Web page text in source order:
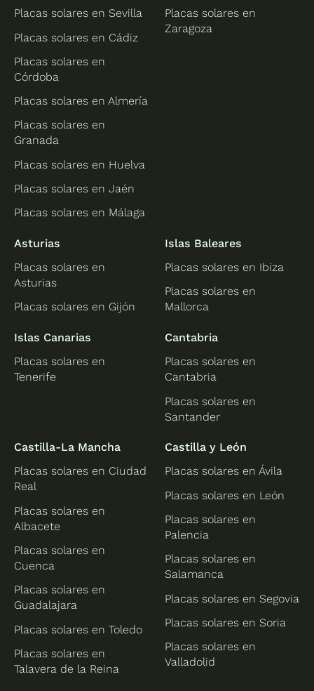
Placas solares en Sevilla
Placas solares en Cádiz
Placas solares en
Córdoba
Placas solares en Almería
Placas solares en
Granada
Placas solares en Huelva
Placas solares en Jaén
Placas solares en Málaga
Placas solares en
Zaragoza
Asturias
Placas solares en
Asturias
Placas solares en Gijón
Islas Baleares
Placas solares en Ibiza
Placas solares en
Mallorca
Islas Canarias
Placas solares en
Tenerife
Cantabria
Placas solares en
Cantabria
Placas solares en
Santander
Castilla-La Mancha
Placas solares en Ciudad
Real
Placas solares en
Albacete
Placas solares en
Cuenca
Placas solares en
Guadalajara
Placas solares en Toledo
Placas solares en
Talavera de la Reina
Castilla y León
Placas solares en Ávila
Placas solares en León
Placas solares en
Palencia
Placas solares en
Salamanca
Placas solares en Segovia
Placas solares en Soria
Placas solares en
Valladolid